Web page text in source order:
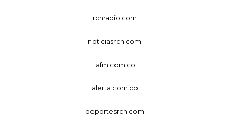
rcnradio.com
noticiasrcn.com
lafm.com.co
alerta.com.co
deportesrcn.com